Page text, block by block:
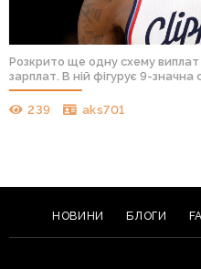
Розкрито ще одну схему
зарплат. В ній фігурує 9-значна
239 aks701
НОВИНИ БЛОГИ